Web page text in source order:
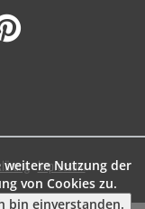
weitere Nutzung der
von Cookies zu.
bin einverstanden.
Impressum